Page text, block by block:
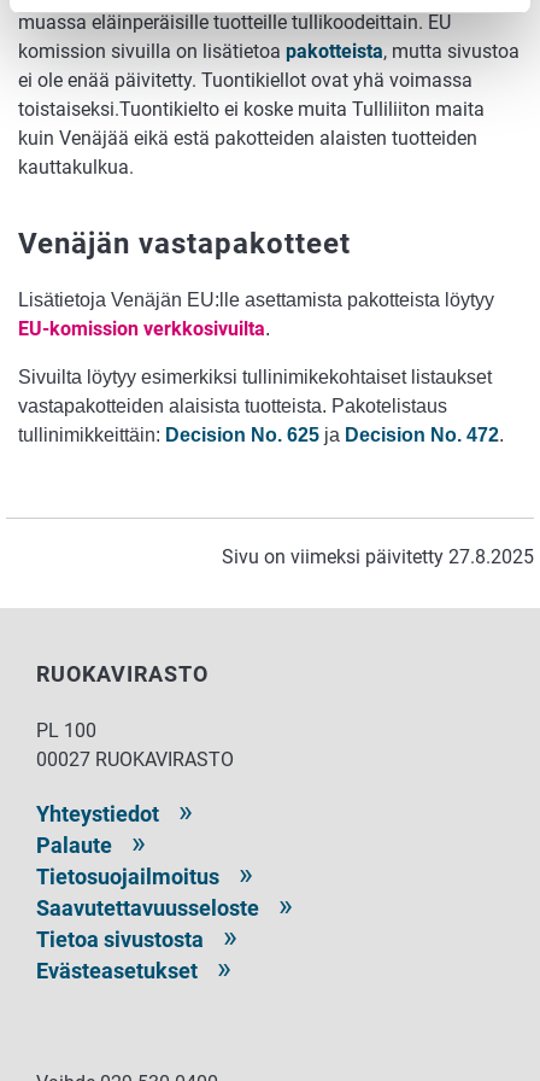
muassa eläinperäisille tuotteille tullikoodeittain. EU
komission sivuilla on lisätietoa pakotteista, mutta sivustoa
ei ole enää päivitetty. Tuontikiellot ovat yhä voimassa
toistaiseksi.Tuontikielto ei koske muita Tulliliiton maita
kuin Venäjää eikä estä pakotteiden alaisten tuotteiden
kauttakulkua.
Venäjän vastapakotteet
Lisätietoja Venäjän EU:lle asettamista pakotteista löytyy
EU-komission verkkosivuilta.
Sivuilta löytyy esimerkiksi tullinimikekohtaiset listaukset
vastapakotteiden alaisista tuotteista. Pakotelistaus
tullinimikkeittäin: Decision No. 625 ja Decision No. 472.
Sivu on viimeksi päivitetty 27.8.2025
RUOKAVIRASTO
PL 100
00027 RUOKAVIRASTO
Yhteystiedot
Palaute
Tietosuojailmoitus
Saavutettavuusseloste
Tietoa sivustosta
Evästeasetukset